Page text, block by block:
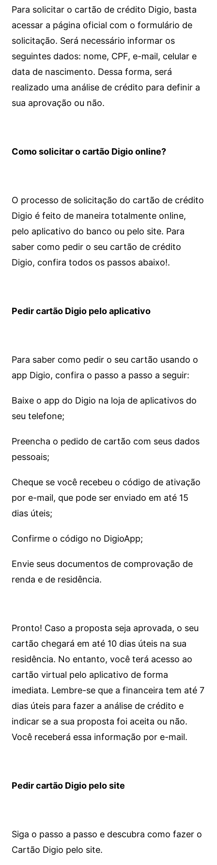
Para solicitar o cartão de crédito Digio, basta
acessar a página oficial com o formulário de
solicitação. Será necessário informar os
seguintes dados: nome, CPF, e-mail, celular e
data de nascimento. Dessa forma, será
realizado uma análise de crédito para definir a
sua aprovação ou não.
Como solicitar o cartão Digio online?
O processo de solicitação do cartão de crédito
Digio é feito de maneira totalmente online,
pelo aplicativo do banco ou pelo site. Para
saber como pedir o seu cartão de crédito
Digio, confira todos os passos abaixo!.
Pedir cartão Digio pelo aplicativo
Para saber como pedir o seu cartão usando o
app Digio, confira o passo a passo a seguir:
Baixe o app do Digio na loja de aplicativos do
seu telefone;
Preencha o pedido de cartão com seus dados
pessoais;
Cheque se você recebeu o código de ativação
por e-mail, que pode ser enviado em até 15
dias úteis;
Confirme o código no DigioApp;
Envie seus documentos de comprovação de
renda e de residência.
Pronto! Caso a proposta seja aprovada, o seu
cartão chegará em até 10 dias úteis na sua
residência. No entanto, você terá acesso ao
cartão virtual pelo aplicativo de forma
imediata. Lembre-se que a financeira tem até 7
dias úteis para fazer a análise de crédito e
indicar se a sua proposta foi aceita ou não.
Você receberá essa informação por e-mail.
Pedir cartão Digio pelo site
Siga o passo a passo e descubra como fazer o
Cartão Digio pelo site.